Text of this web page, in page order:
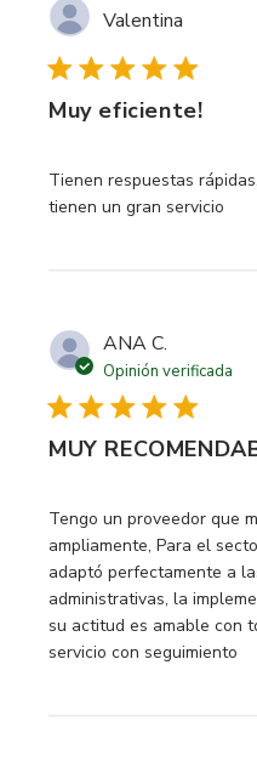
Valentina
Muy eficiente!
Tienen respuestas
tienen un gran servicio
read more about
ANA C.
Opinión verificada
MUY
Tengo un proveedor que
ampliamente, Para el
adaptó perfectamente a
administrativas, la
su actitud es amable con
servicio con seguimiento
read more about